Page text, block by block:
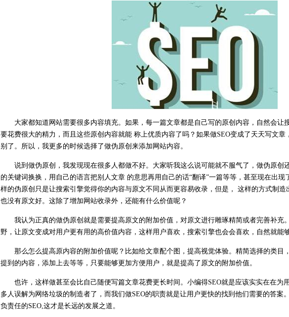
大家都知道网站需要很多内容填充。如果，每一篇文章都是自己写的原创内容，自然会让
要花费很大的精力，而且这些原创内容就能 称上优质内容了吗？如果做SEO变成了天天写文章
别了。所以，我更多的时候选择了做伪原创来添加网站内容。
说到做伪原创，我发现现在很多人都做不好。大家听我这么说可能就不服气了，做伪原创
的关键词换换，用自己的语言把别人文章 的意思再用自己的话“翻译”一篇等等，甚至现在出现
样的伪原创只是让搜索引擎觉得你的内容与原文不同从而更容易收录，但是， 这样的方式制造
也没有原文好。这除了增加网站收录外，还能有什么价值呢？
我认为正真的做伪原创就是需要提高原文的附加价值，对原文进行雕琢精简或者完善补充
野，让原文变成对用户更有用的高价值内容，这样用户喜欢，搜索引擎也会会喜欢，自然就能
那么怎么提高原内容的附加价值呢？比如给文章配个图，提高视觉体验。精简选择的类目
提到的内容，添加上去等等，只要能够更加方便用户，就是提高了原文的附加价值。
也许，这样做甚至会比自己随便写篇文章花费更长时间。小编得SEO就是应该实实在在为
多人误解为网络垃圾的制造者了，而我们做SEO的职责就是让用户更快的找到他们需要的答案
负责任的SEO,这才是长远的发展之道。